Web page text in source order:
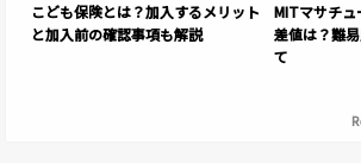
こども保険とは？加入するメリット
と加入前の確認事項も解説
MITマサチュ
差値は？難
て